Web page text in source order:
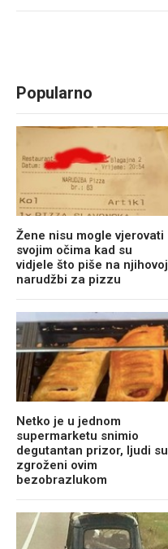
Popularno
Žene nisu mogle vjerovati
svojim očima kad su
vidjele što piše na njihovoj
narudžbi za pizzu
Netko je u jednom
supermarketu snimio
degutantan prizor, ljudi su
zgroženi ovim
bezobrazlukom